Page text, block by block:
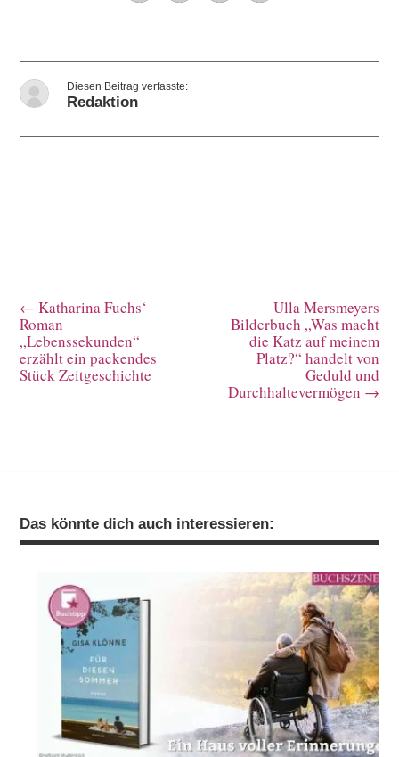
Redaktion
←Katharina Fuchs‘
Roman
„Lebenssekunden“
erzählt ein packendes
Stück Zeitgeschichte
Ulla Mersmeyers
Bilderbuch „Was macht
die Katz auf meinem
Platz?“ handelt von
Geduld und
Durchhaltevermögen →
Das könnte dich auch interessieren: